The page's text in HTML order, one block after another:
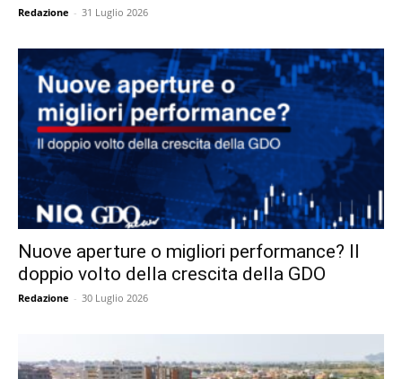
Redazione - 31 Luglio 2026
Nuove aperture o migliori performance? Il
doppio volto della crescita della GDO
Redazione - 30 Luglio 2026